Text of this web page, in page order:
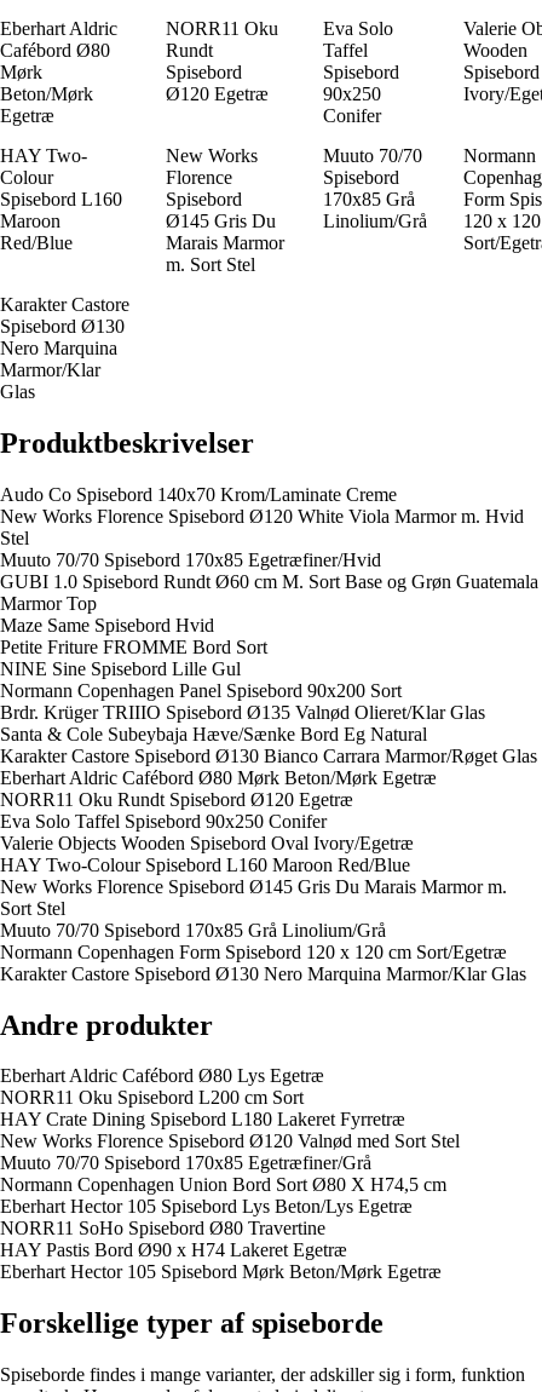
Eberhart Aldric
Cafébord Ø80
Mørk
Beton/Mørk
Egetræ
NORR11 Oku
Rundt
Spisebord
Ø120 Egetræ
Eva Solo
Taffel
Spisebord
90x250
Conifer
Valerie
Wooden
Ivory/
HAY Two-
Colour
Spisebord L160
Maroon
Red/Blue
New Works
Florence
Spisebord
Ø145 Gris Du
Marais Marmor
m. Sort Stel
Muuto 70/70
Spisebord
170x85 Grå
Linolium/Grå
Normann
Form
120 x
Sort/
Karakter Castore
Spisebord Ø130
Nero Marquina
Marmor/Klar
Glas
Produktbeskrivelser
Audo Co Spisebord 140x70 Krom/Laminate Creme
New Works Florence Spisebord Ø120 White Viola Marmor m. Hvid
Stel
Muuto 70/70 Spisebord 170x85 Egetræfiner/Hvid
GUBI 1.0 Spisebord Rundt Ø60 cm M. Sort Base og Grøn Guatemala
Marmor Top
Maze Same Spisebord Hvid
Petite Friture FROMME Bord Sort
NINE Sine Spisebord Lille Gul
Normann Copenhagen Panel Spisebord 90x200 Sort
Brdr. Krüger TRIIIO Spisebord Ø135 Valnød Olieret/Klar Glas
Santa & Cole Subeybaja Hæve/Sænke Bord Eg Natural
Karakter Castore Spisebord Ø130 Bianco Carrara Marmor/Røget Glas
Eberhart Aldric Cafébord Ø80 Mørk Beton/Mørk Egetræ
NORR11 Oku Rundt Spisebord Ø120 Egetræ
Eva Solo Taffel Spisebord 90x250 Conifer
Valerie Objects Wooden Spisebord Oval Ivory/Egetræ
HAY Two-Colour Spisebord L160 Maroon Red/Blue
New Works Florence Spisebord Ø145 Gris Du Marais Marmor m.
Sort Stel
Muuto 70/70 Spisebord 170x85 Grå Linolium/Grå
Normann Copenhagen Form Spisebord 120 x 120 cm Sort/Egetræ
Karakter Castore Spisebord Ø130 Nero Marquina Marmor/Klar Glas
Andre produkter
Eberhart Aldric Cafébord Ø80 Lys Egetræ
NORR11 Oku Spisebord L200 cm Sort
HAY Crate Dining Spisebord L180 Lakeret Fyrretræ
New Works Florence Spisebord Ø120 Valnød med Sort Stel
Muuto 70/70 Spisebord 170x85 Egetræfiner/Grå
Normann Copenhagen Union Bord Sort Ø80 X H74,5 cm
Eberhart Hector 105 Spisebord Lys Beton/Lys Egetræ
NORR11 SoHo Spisebord Ø80 Travertine
HAY Pastis Bord Ø90 x H74 Lakeret Egetræ
Eberhart Hector 105 Spisebord Mørk Beton/Mørk Egetræ
Forskellige typer af spiseborde
Spiseborde findes i mange varianter, der adskiller sig i form, funktion